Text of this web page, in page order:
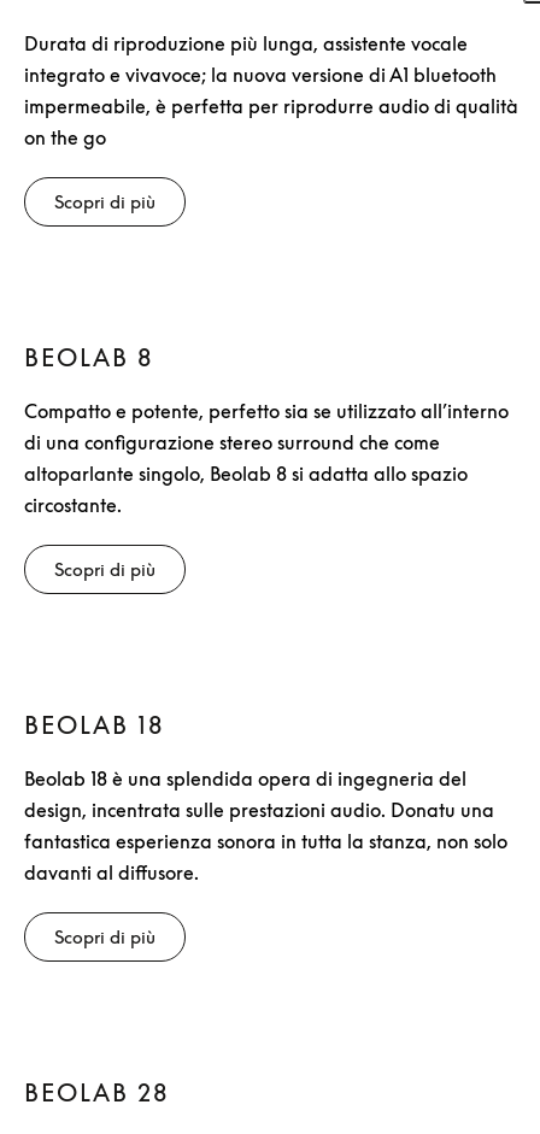
Durata di riproduzione più lunga, assistente vocale
integrato e vivavoce; la nuova versione di A1 bluetooth
impermeabile, è perfetta per riprodurre audio di qualità
on the go
Scopri di più
BEOLAB 8
Compatto e potente, perfetto sia se utilizzato all’interno
di una configurazione stereo surround che come
altoparlante singolo, Beolab 8 si adatta allo spazio
circostante.
Scopri di più
BEOLAB 18
Beolab 18 è una splendida opera di ingegneria del
design, incentrata sulle prestazioni audio. Donatu una
fantastica esperienza sonora in tutta la stanza, non solo
davanti al diffusore.
Scopri di più
BEOLAB 28